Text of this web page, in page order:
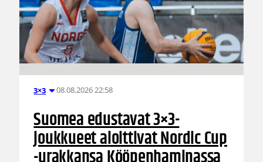
3×3 08.08.2026 22:58
Suomea edustavat 3×3-
joukkueet aloittivat Nordic Cup